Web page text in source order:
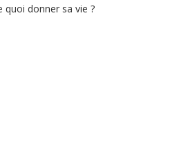
quoi donner sa vie ?